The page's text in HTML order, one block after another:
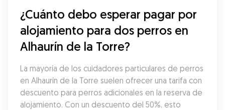
¿Cuánto debo esperar pagar por
alojamiento para dos perros en
Alhaurín de la Torre?
La mayoría de los cuidadores particulares de perros
en Alhaurín de la Torre suelen ofrecer una tarifa con
descuento para perros adicionales en la reserva de
alojamiento. Con un descuento del 50%, esto